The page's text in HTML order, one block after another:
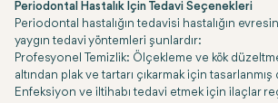
Periodontal Hastalık İçin Tedavi Seçenekleri
Periodontal hastalığın tedavisi hastalığın
yaygın tedavi yöntemleri şunlardır:
Profesyonel Temizlik: Ölçekleme ve kök
altından plak ve tartarı çıkarmak için
Enfeksiyon ve iltihabı tedavi etmek için ilaçlar